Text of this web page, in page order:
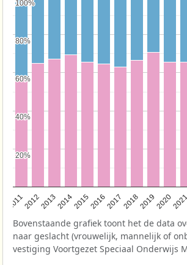
2011201220132014201520162017201820192020
20%
20%
40%
40%
60%
60%
80%
80%
100%
100%
Bovenstaande grafiek toont het de data
naar geslacht (vrouwelijk, mannelijk of
vestiging Voortgezet Speciaal Onderwijs